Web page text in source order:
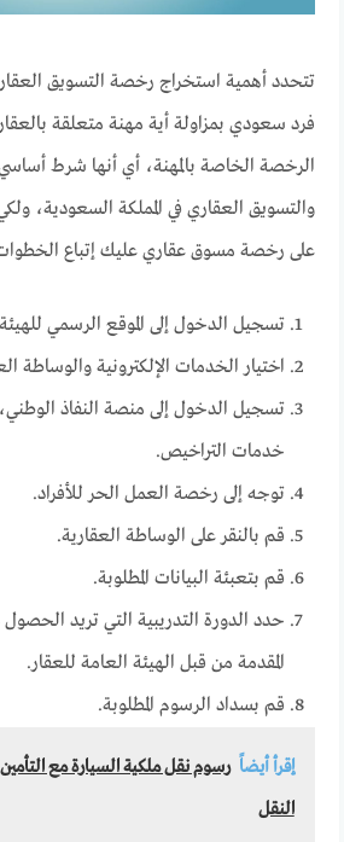
تتحدد أهمية استخراج رخصة التسويق
فرد سعودي بمزاولة أية مهنة متعلقة
الرخصة الخاصة بالمهنة، أي أنها شرط أساسي
والتسويق العقاري في المملكة السعودية،
على رخصة مسوق عقاري عليك إتباع الخطوات
تسجيل الدخول إلى الموقع الرسمي
اختيار الخدمات الإلكترونية والوساطة
تسجيل الدخول إلى منصة النفاذ
خدمات التراخيص.
توجه إلى رخصة العمل الحر للأفراد.
قم بالنقر على الوساطة العقارية.
قم بتعبئة البيانات المطلوبة.
حدد الدورة التدريبية التي تريد
المقدمة من قبل الهيئة العامة للعقار.
قم بسداد الرسوم المطلوبة.
إقرأ أيضاً رسوم نقل ملكية السيارة مع
النقل